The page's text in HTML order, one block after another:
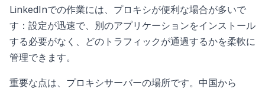
LinkedInでの作業には、プロキシが便利な場合が多いで
す：設定が迅速で、別のアプリケーションをインストール
する必要がなく、どのトラフィックが通過するかを柔軟に
管理できます。
重要な点は、プロキシサーバーの場所です。中国から